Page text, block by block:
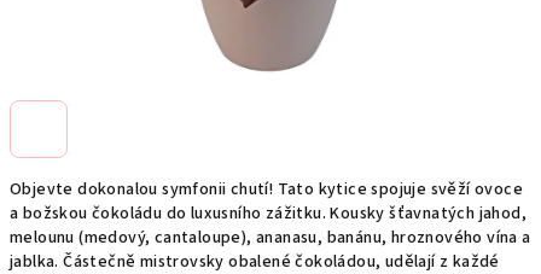
Objevte dokonalou symfonii chutí! Tato kytice spojuje svěží ovoce
a božskou čokoládu do luxusního zážitku. Kousky šťavnatých jahod,
melounu (medový, cantaloupe), ananasu, banánu, hroznového vína a
jablka. Částečně mistrovsky obalené čokoládou, udělají z každé